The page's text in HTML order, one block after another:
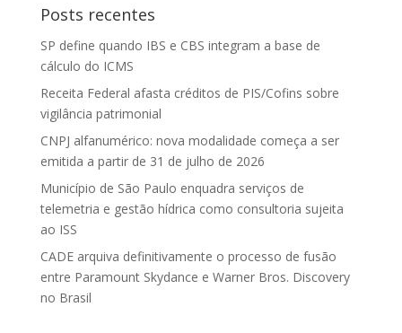
Posts recentes
SP define quando IBS e CBS integram a base de
cálculo do ICMS
Receita Federal afasta créditos de PIS/Cofins sobre
vigilância patrimonial
CNPJ alfanumérico: nova modalidade começa a ser
emitida a partir de 31 de julho de 2026
Município de São Paulo enquadra serviços de
telemetria e gestão hídrica como consultoria sujeita
ao ISS
CADE arquiva definitivamente o processo de fusão
entre Paramount Skydance e Warner Bros. Discovery
no Brasil